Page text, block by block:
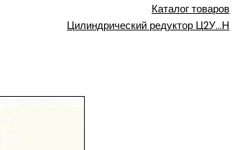
Каталог товаров
Цилиндрический редуктор Ц2У…Н